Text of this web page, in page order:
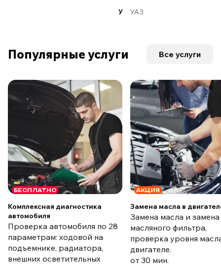
У УАЗ
Популярные услуги Все услуги
БЕСПЛАТНО
Комплексная диагностика
автомобиля
Проверка автомобиля по 28
параметрам: ходовой на
подъемнике, радиатора,
внешних осветительных
АКЦИЯ
Замена масла в
Замена масла и замена
масляного фильтра,
проверка уровня
двигателе.
от 30 мин.